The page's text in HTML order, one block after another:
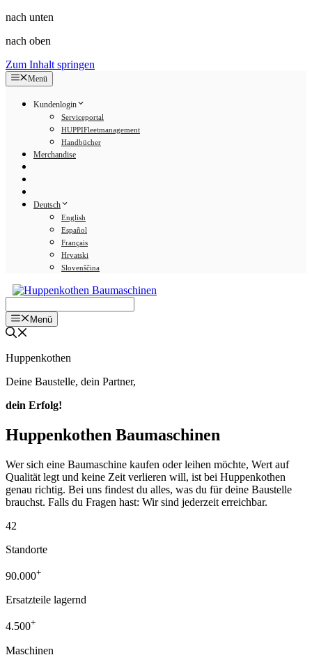
nach unten
nach oben
Zum Inhalt springen
Menü
Kundenlogin
Serviceportal
HUPPIFleetmanagement
Handbücher
Merchandise
Deutsch
English
Español
Français
Hrvatski
Slovenščina
Menü
Huppenkothen
Deine Baustelle, dein Partner,
dein Erfolg!
Huppenkothen Baumaschinen
Wer sich eine Baumaschine kaufen oder leihen möchte, Wert auf
Qualität legt und keine Zeit verlieren will, ist bei Huppenkothen
genau richtig. Bei uns findest du alles, was du für deine Baustelle
brauchst. Falls du Fragen hast: Wir sind jederzeit erreichbar.
42
Standorte
90.000+
Ersatzteile lagernd
4.500+
Maschinen